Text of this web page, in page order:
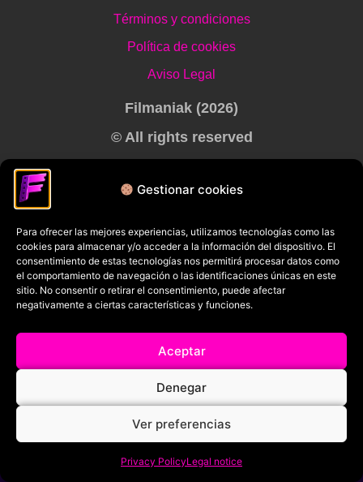
Gestionar cookies
Para ofrecer las mejores experiencias, utilizamos tecnologías como las
cookies para almacenar y/o acceder a la información del dispositivo. El
consentimiento de estas tecnologías nos permitirá procesar datos como
el comportamiento de navegación o las identificaciones únicas en este
sitio. No consentir o retirar el consentimiento, puede afectar
negativamente a ciertas características y funciones.
Aceptar
Denegar
Ver preferencias
Privacy PolicyLegal notice
Términos y condiciones
Política de cookies
Aviso Legal
Filmaniak (2026)
© All rights reserved